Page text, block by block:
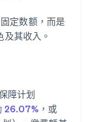
定数额，而是
其收入。
障计划
26.07% ，或